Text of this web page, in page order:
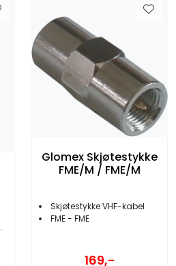
Glomex Skjøtestykke
FME/M / FME/M
Skjøtestykke VHF-kabel
FME - FME
169,-